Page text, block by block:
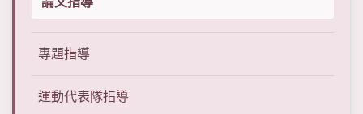
專題指導
運動代表隊指導